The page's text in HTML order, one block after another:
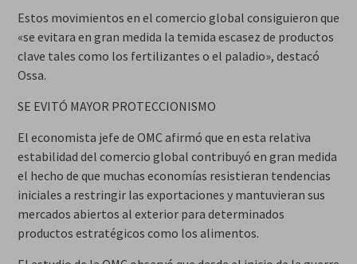
Estos movimientos en el comercio global consiguieron que
«se evitara en gran medida la temida escasez de productos
clave tales como los fertilizantes o el paladio», destacó
Ossa.
SE EVITÓ MAYOR PROTECCIONISMO
El economista jefe de OMC afirmó que en esta relativa
estabilidad del comercio global contribuyó en gran medida
el hecho de que muchas economías resistieran tendencias
iniciales a restringir las exportaciones y mantuvieran sus
mercados abiertos al exterior para determinados
productos estratégicos como los alimentos.